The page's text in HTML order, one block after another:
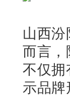
山西
而言，
不仅拥
示品牌